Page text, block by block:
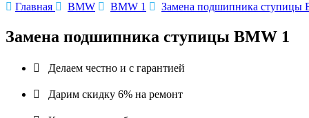
 Главная  BMW  BMW 1  Замена подшипника ступицы
Замена подшипника ступицы BMW 1
 Делаем честно и с гарантией
 Дарим скидку 6% на ремонт